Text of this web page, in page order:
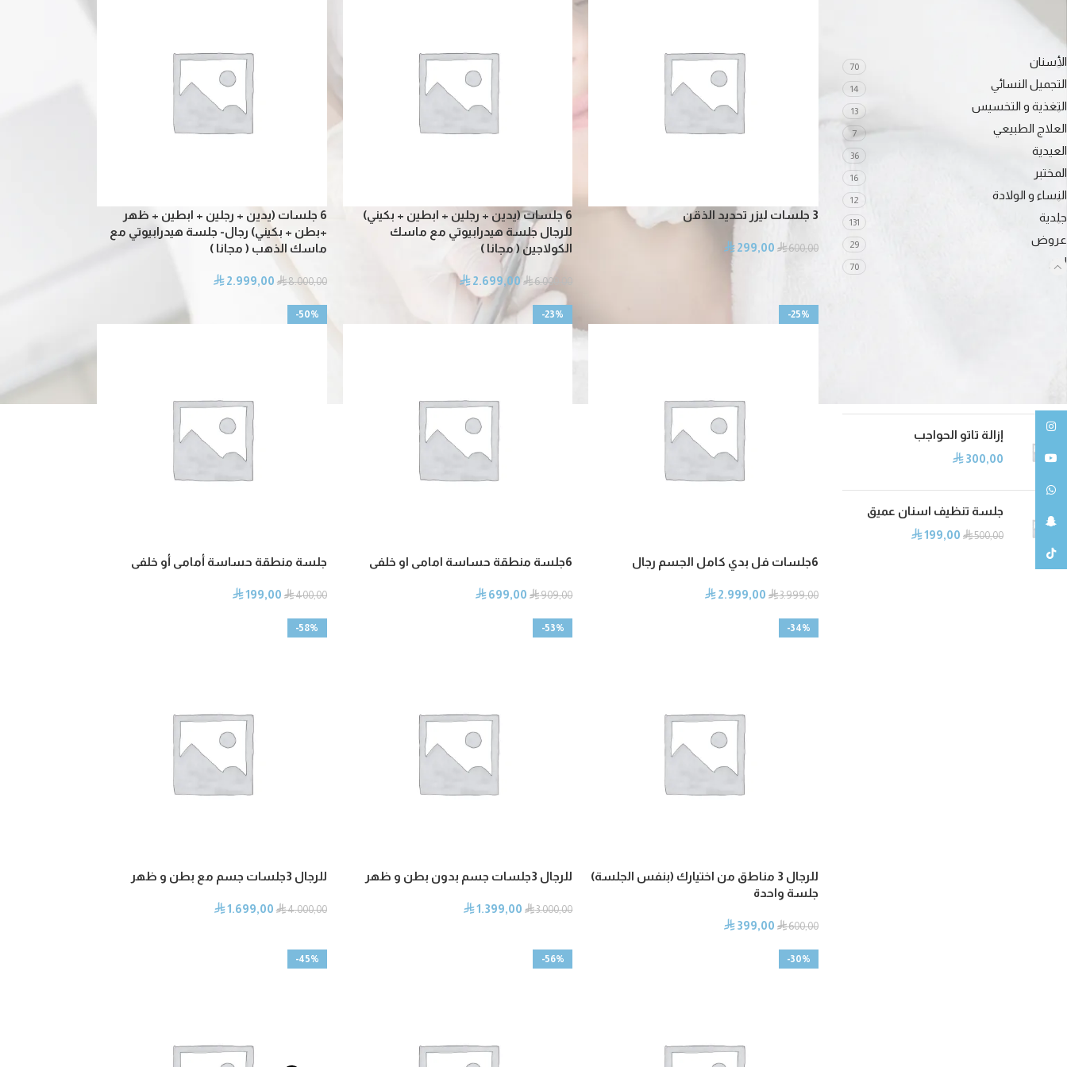
الأسنان 70
التجميل النسائي 14
التغذية و التخسيس 13
العلاج الطبيعي 7
العيدية 36
المختبر 16
النساء و الولادة 12
جلدية 131
عروض 29
ليزر 70
إزالة تاتو الحواجب
⃁300,00
جلسة تنظيف اسنان عميق
⃁500,00
⃁199,00
3 جلسات ليزر تحديد الذقن
⃁600,00
⃁299,00
6 جلسات (يدين + رجلين + ابطين + بكيني)
للرجال جلسة هيدرابيوتي مع ماسك
الكولاجين ( مجانا )
⃁6.000,00
⃁2.699,00
6 جلسات (يدين + رجلين + ابطين + ظهر
+بطن + بكيني) رجال- جلسة هيدرابيوتي مع
ماسك الذهب ( مجانا )
⃁8.000,00
⃁2.999,00
-25%
6جلسات فل بدي كامل الجسم رجال
⃁3.999,00
⃁2.999,00
-23%
6جلسة منطقة حساسة امامى او خلفى
⃁909,00
⃁699,00
-50%
جلسة منطقة حساسة أمامى أو خلفى
⃁400,00
⃁199,00
-34%
للرجال 3 مناطق من اختيارك (بنفس الجلسة)
جلسة واحدة
⃁600,00
⃁399,00
-53%
للرجال 3جلسات جسم بدون بطن و ظهر
⃁3.000,00
⃁1.399,00
-58%
للرجال 3جلسات جسم مع بطن و ظهر
⃁4.000,00
⃁1.699,00
-30%
-56%
-45%
يوتيوب
واتساب
سناب شات